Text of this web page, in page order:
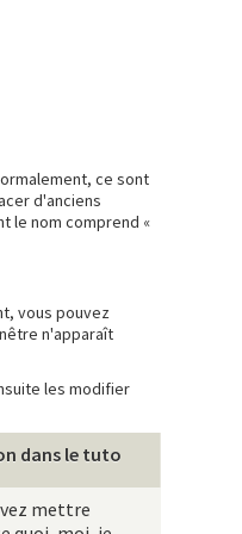
ce sont
d'anciens
le nom comprend «
vous pouvez
n'apparaît
les modifier
dans le tuto
mettre